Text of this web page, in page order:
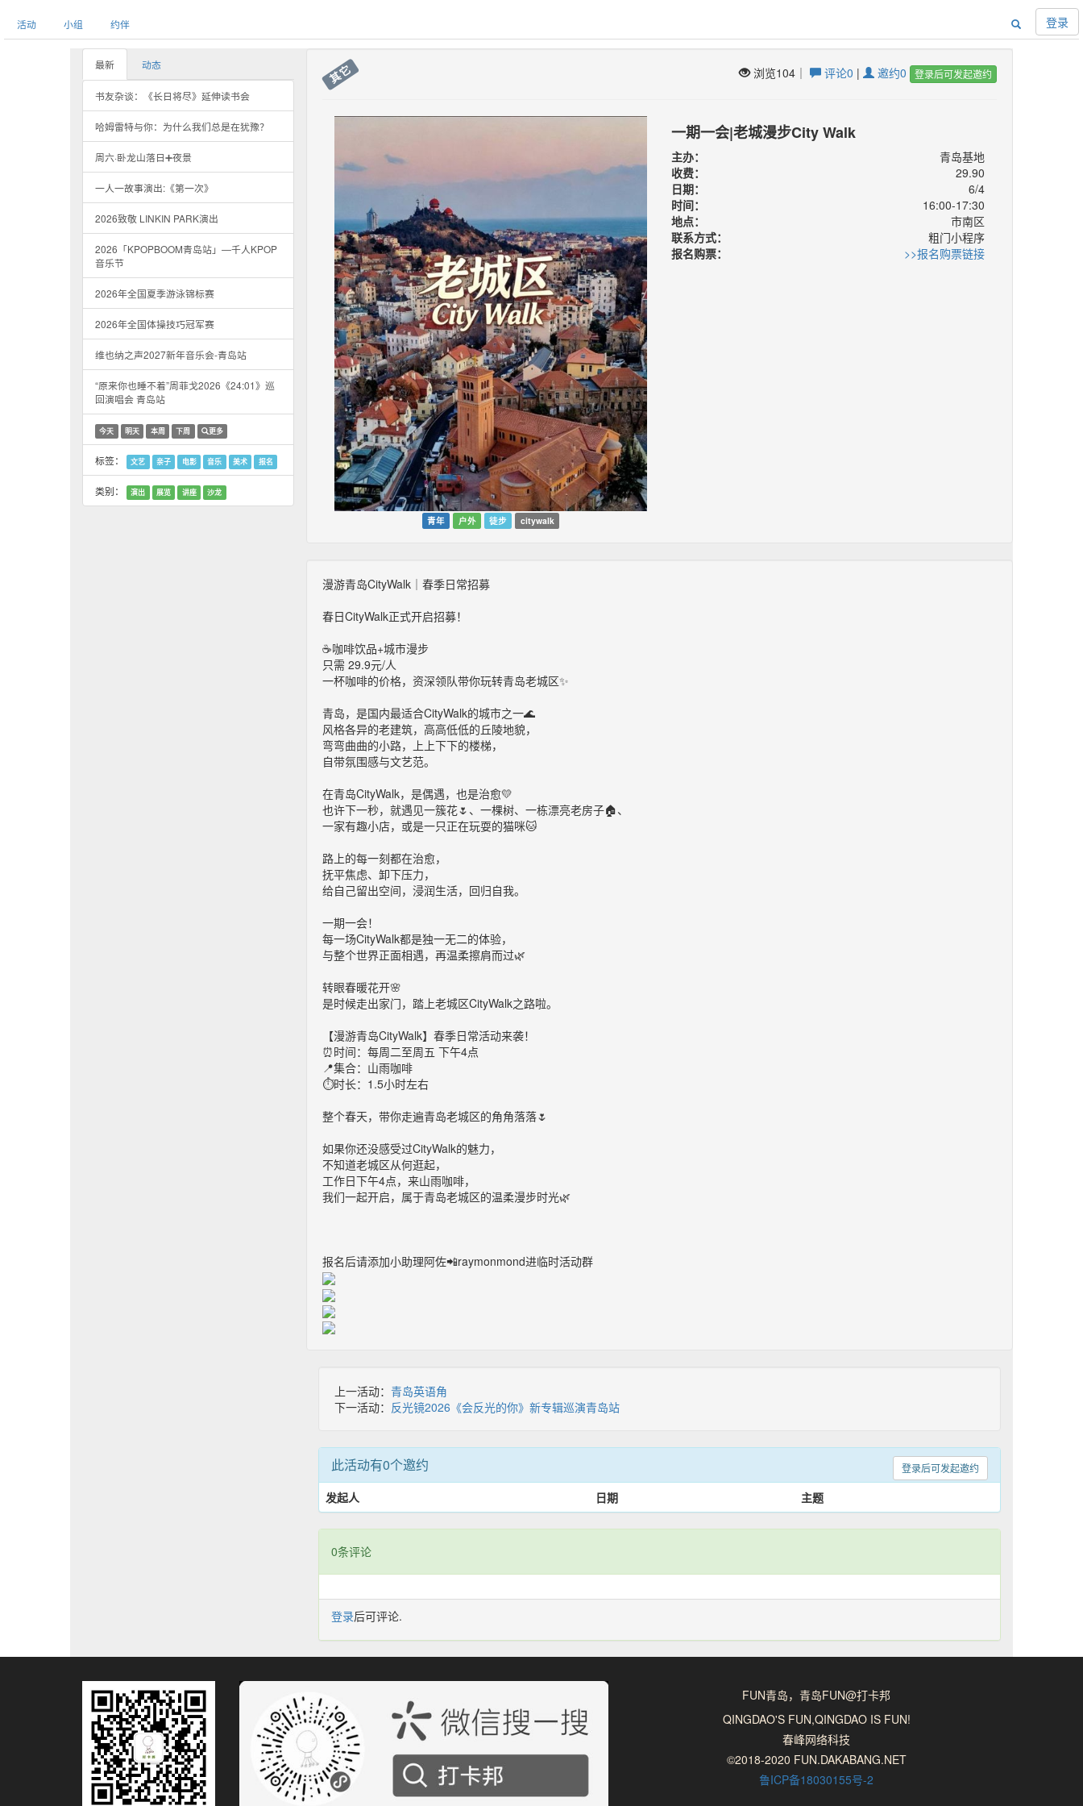
活动 小组 约伴 登录
最新 动态
书友杂谈：《长日将尽》延伸读书会
哈姆雷特与你：为什么我们总是在犹豫？
周六·卧龙山落日➕夜景
一人一故事演出:《第一次》
2026致敬 LINKIN PARK演出
2026「KPOPBOOM青岛站」—千人KPOP
音乐节
2026年全国夏季游泳锦标赛
2026年全国体操技巧冠军赛
维也纳之声2027新年音乐会-青岛站
“原来你也睡不着”周菲戈2026《24:01》巡
回演唱会 青岛站
今天 明天 本周 下周 更多
标签： 文艺 亲子 电影 音乐 美术 报名
类别： 演出 展览 讲座 沙龙
其它 浏览104｜ 评论0 | 邀约0 登录后可发起邀约
青年 户外 徒步 citywalk
一期一会|老城漫步City Walk
主办：
青岛基地
收费：
29.90
日期：
6/4
时间：
16:00-17:30
地点：
市南区
联系方式：
粗门小程序
报名购票：
>>报名购票链接
漫游青岛CityWalk｜春季日常招募
春日CityWalk正式开启招募！
☕咖啡饮品+城市漫步
只需 29.9元/人
一杯咖啡的价格，资深领队带你玩转青岛老城区✨
青岛，是国内最适合CityWalk的城市之一🌊
风格各异的老建筑，高高低低的丘陵地貌，
弯弯曲曲的小路，上上下下的楼梯，
自带氛围感与文艺范。
在青岛CityWalk，是偶遇，也是治愈💛
也许下一秒，就遇见一簇花🌷、一棵树、一栋漂亮老房子🏠、
一家有趣小店，或是一只正在玩耍的猫咪🐱
路上的每一刻都在治愈，
抚平焦虑、卸下压力，
给自己留出空间，浸润生活，回归自我。
一期一会！
每一场CityWalk都是独一无二的体验，
与整个世界正面相遇，再温柔擦肩而过🌿
转眼春暖花开🌸
是时候走出家门，踏上老城区CityWalk之路啦。
【漫游青岛CityWalk】春季日常活动来袭！
⏰时间：每周二至周五 下午4点
📍集合：山雨咖啡
⏱时长：1.5小时左右
整个春天，带你走遍青岛老城区的角角落落🌷
如果你还没感受过CityWalk的魅力，
不知道老城区从何逛起，
工作日下午4点，来山雨咖啡，
我们一起开启，属于青岛老城区的温柔漫步时光🌿
报名后请添加小助理阿佐📲raymonmond进临时活动群
上一活动： 青岛英语角
下一活动： 反光镜2026《会反光的你》新专辑巡演青岛站
登录后可发起邀约
此活动有0个邀约
发起人 日期 主题
0条评论
登录后可评论.
FUN青岛，青岛FUN@打卡邦
QINGDAO'S FUN,QINGDAO IS FUN!
春峰网络科技
©2018-2020 FUN.DAKABANG.NET
鲁ICP备18030155号-2